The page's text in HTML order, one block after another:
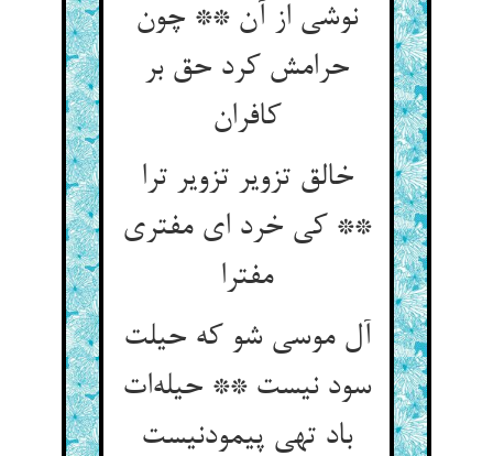
نوشی از آن ** چون
حرامش کرد حق بر
کافران
خالق تزویر تزویر ترا
** کی خرد ای مفتری
مفترا
آل موسی شو که حیلت
سود نیست ** حیله‌ات
باد تهی پیمودنیست